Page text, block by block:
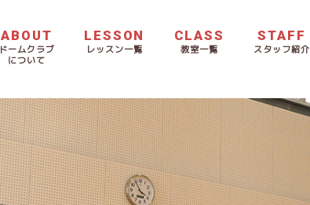
ABOUT
ドームクラブ
について
LESSON
レッスン一覧
CLASS
教室一覧
STAFF
スタッフ紹介